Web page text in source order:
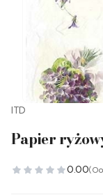
ITD
Papier
0.00